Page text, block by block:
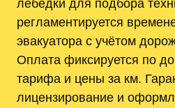
лебёдки для подбора
регламентируется
эвакуатора с учётом
Оплата фиксируется по
тарифа и цены за км.
лицензирование и